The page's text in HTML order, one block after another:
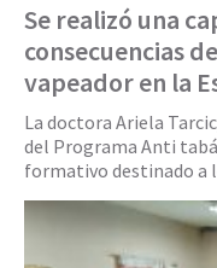
Se realizó una
consecuencias
vapeador en la
La doctora Ariela
del Programa Anti
formativo destinado a